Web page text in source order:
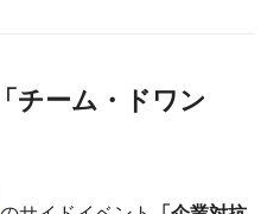
チーム・ドワン